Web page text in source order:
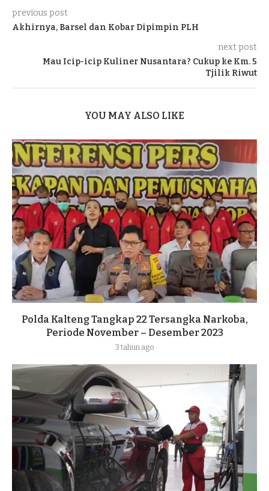
previous post
Akhirnya, Barsel dan Kobar Dipimpin PLH
next post
Mau Icip-icip Kuliner Nusantara? Cukup ke Km. 5
Tjilik Riwut
YOU MAY ALSO LIKE
Polda Kalteng Tangkap 22 Tersangka Narkoba,
Periode November – Desember 2023
3 tahun ago